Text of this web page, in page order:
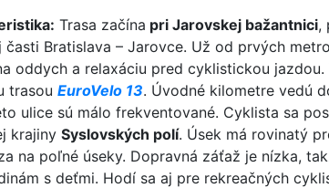
Trasa začína pri Jarovskej bažantnici,
časti Bratislava – Jarovce. Už od prvých
oddych a relaxáciu pred cyklistickou
trasou EuroVelo 13. Úvodné kilometre vedú
ulice sú málo frekventované. Cyklista sa
krajiny Syslovských polí. Úsek má rovinatý
na poľné úseky. Dopravná záťaž je nízka,
s deťmi. Hodí sa aj pre rekreačných